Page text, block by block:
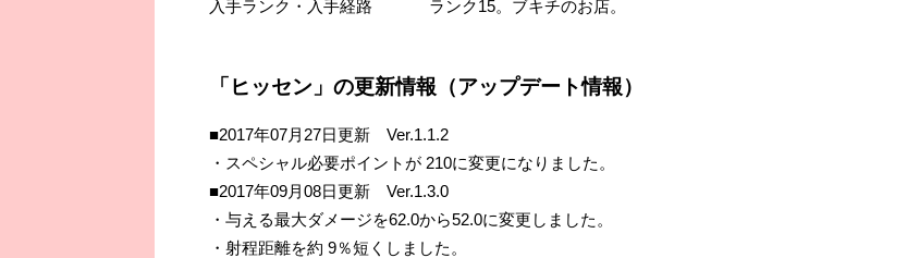
入手ランク・入手経路 ランク15。ブキチのお店。
「ヒッセン」の更新情報（アップデート情報）
■2017年07月27日更新 Ver.1.1.2
・スペシャル必要ポイントが 210に変更になりました。
■2017年09月08日更新 Ver.1.3.0
・与える最大ダメージを62.0から52.0に変更しました。
・射程距離を約 9％短くしました。